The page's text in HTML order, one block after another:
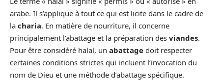
arabe. Il s’applique à tout ce qui est licite dans le cadre de
la charia. En matière de nourriture, il concerne
principalement l’abattage et la préparation des viandes.
Pour être considéré halal, un abattage doit respecter
certaines conditions strictes qui incluent l’invocation du
nom de Dieu et une méthode d’abattage spécifique.